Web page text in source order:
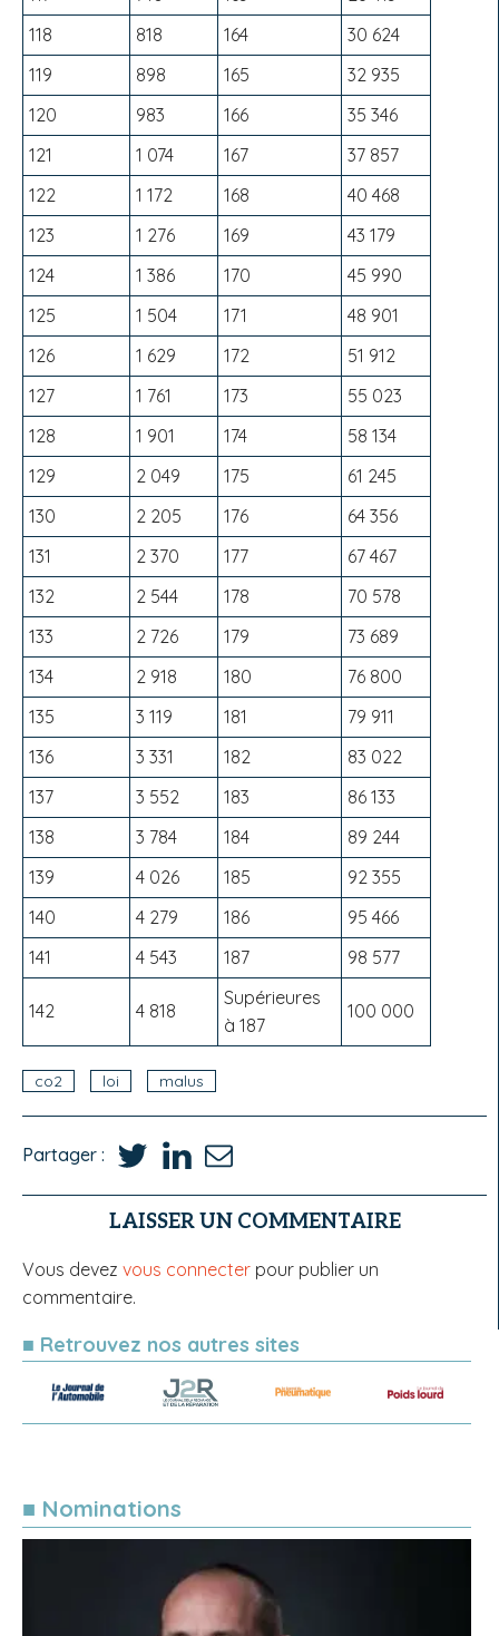
118
818 164
30 624
119
898 165
32 935
120
983 166
35 346
121
1 074 167
37 857
122
1 172 168
40 468
123
1 276 169
43 179
124
1 386 170
45 990
125
1 504 171
48 901
126
1 629 172
51 912
127
1 761 173
55 023
128
1 901 174
58 134
129
2 049 175
61 245
130
2 205 176
64 356
131
2 370 177
67 467
132
2 544 178
70 578
133
2 726 179
73 689
134
2 918 180
76 800
135
3 119 181
79 911
136
3 331 182
83 022
137
3 552 183
86 133
138
3 784 184
89 244
139
4 026 185
92 355
140
4 279 186
95 466
141
4 543 187 98 577
142 4 818
Supérieures
à 187
100 000
co2 loi malus
Partager :
LAISSER UN COMMENTAIRE
Vous devez vous connecter pour publier un
commentaire.
■ Retrouvez nos autres sites
■ Nominations